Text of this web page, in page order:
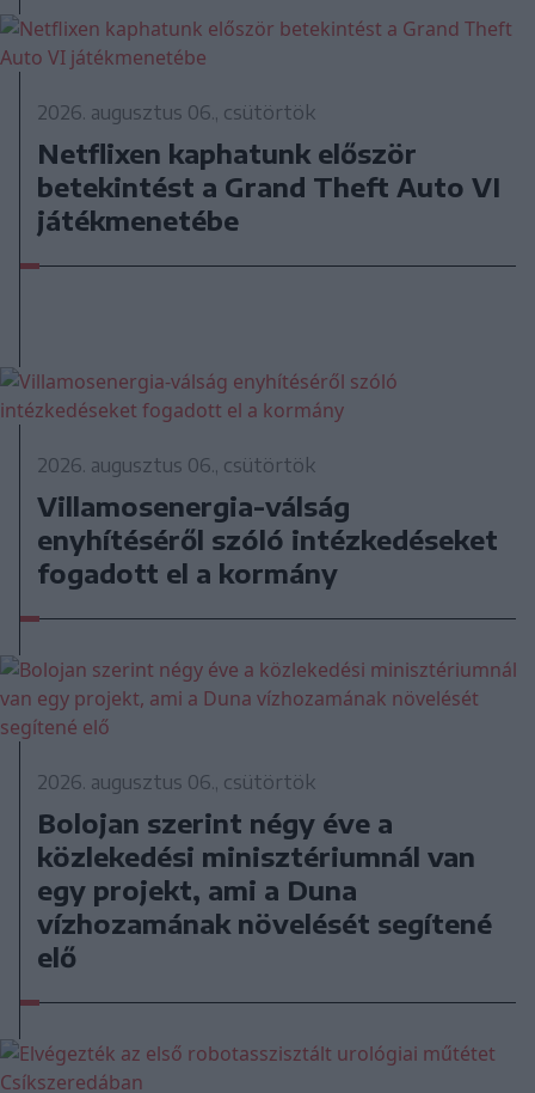
2026. augusztus 06., csütörtök
Netflixen kaphatunk először
betekintést a Grand Theft Auto VI
játékmenetébe
2026. augusztus 06., csütörtök
Villamosenergia-válság
enyhítéséről szóló intézkedéseket
fogadott el a kormány
2026. augusztus 06., csütörtök
Bolojan szerint négy éve a
közlekedési minisztériumnál van
egy projekt, ami a Duna
vízhozamának növelését segítené
elő